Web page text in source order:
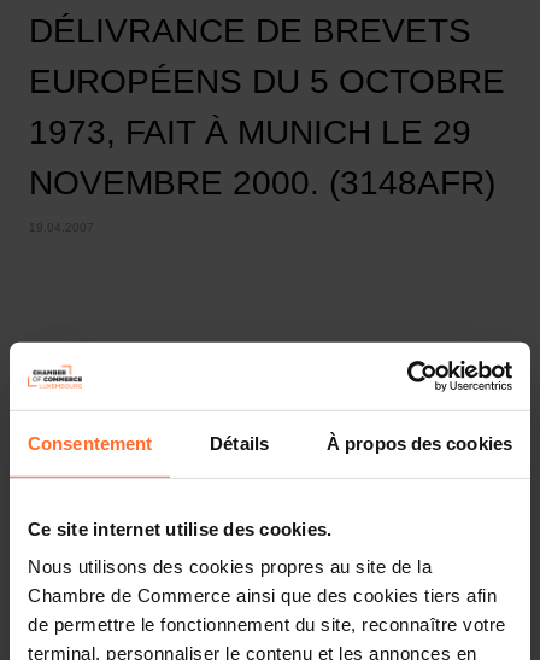
Consentement Détails À propos des cookies
Ce site internet utilise des cookies.
Nous utilisons des cookies propres au site de la
Chambre de Commerce ainsi que des cookies tiers afin
de permettre le fonctionnement du site, reconnaître votre
terminal, personnaliser le contenu et les annonces en
DÉLIVRANCE DE BREVETS
EUROPÉENS DU 5 OCTOBRE
1973, FAIT À MUNICH LE 29
NOVEMBRE 2000. (3148AFR)
19.04.2007
Gutachten & Gesetzgebung
Nützliche Informationen